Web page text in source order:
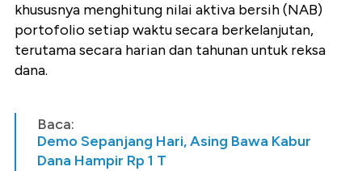
khususnya menghitung nilai aktiva bersih (NAB)
portofolio setiap waktu secara berkelanjutan,
terutama secara harian dan tahunan untuk reksa
dana.
Baca:
Demo Sepanjang Hari, Asing Bawa Kabur
Dana Hampir Rp 1 T